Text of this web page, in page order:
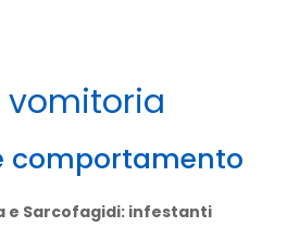
vomitoria
comportamento
e Sarcofagidi: infestanti